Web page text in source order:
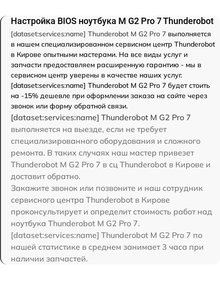
Настройка BIOS ноутбука M G2 Pro 7 Thunderobot
[dataset:services:name] Thunderobot M G2 Pro 7 выполняется
в нашем специализированном сервисном центр Thunderobot
в Кирове опытными мастерами. На все виды услуг и
запчасти предоставляем расширенную гарантию - мы в
сервисном центр уверены в качестве наших услуг.
[dataset:services:name] Thunderobot M G2 Pro 7 будет стоить
на -15% дешевле при оформлении заказа на сайте через
звонок или форму обратной связи.
[dataset:services:name] Thunderobot M G2 Pro 7
выполняется на выезде, если не требует
специализированного оборудования и сложного
ремонта. В таких случаях наш мастер привезет
Thunderobot M G2 Pro 7 в сц Thunderobot в Кирове и
доставит обратно.
Закажите звонок или позвоните и наш сотрудник
сервисного центра Thunderobot в Кирове
проконсультирует и определит стоимость работ над
ноутбука Thunderobot M G2 Pro 7.
[dataset:services:name] Thunderobot M G2 Pro 7 по
нашей статистике в среднем занимает 3 часа при
наличии запчастей.